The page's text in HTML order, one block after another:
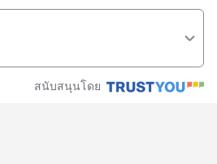
สนับสนุนโดย